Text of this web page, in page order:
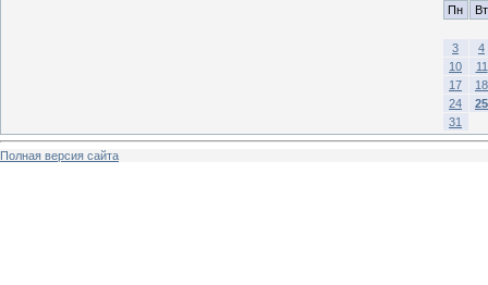
Пн Вт
3
4
10
11
17
18
24
25
31
Полная версия сайта